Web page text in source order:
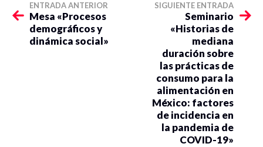
ENTRADA ANTERIOR
Mesa «Procesos
demográficos y
dinámica social»
SIGUIENTE ENTRADA
Seminario
«Historias de
mediana
duración sobre
las prácticas de
consumo para la
alimentación en
México: factores
de incidencia en
la pandemia de
COVID-19»